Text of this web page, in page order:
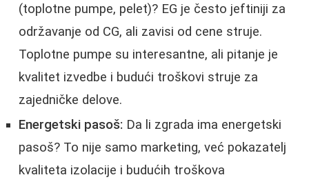
(toplotne pumpe, pelet)? EG je često jeftiniji za
održavanje od CG, ali zavisi od cene struje.
Toplotne pumpe su interesantne, ali pitanje je
kvalitet izvedbe i budući troškovi struje za
zajedničke delove.
Energetski pasoš: Da li zgrada ima energetski
pasoš? To nije samo marketing, već pokazatelj
kvaliteta izolacije i budućih troškova